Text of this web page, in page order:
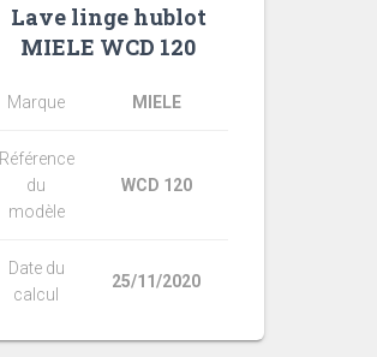
Lave linge hublot
MIELE WCD 120
Marque MIELE
Référence
du
modèle
WCD 120
Date du
calcul
25/11/2020